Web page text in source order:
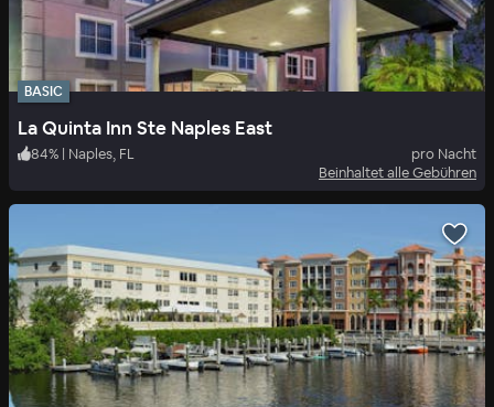
BASIC
La Quinta Inn Ste Naples East
84% | Naples, FL
pro Nacht
Beinhaltet alle Gebühren